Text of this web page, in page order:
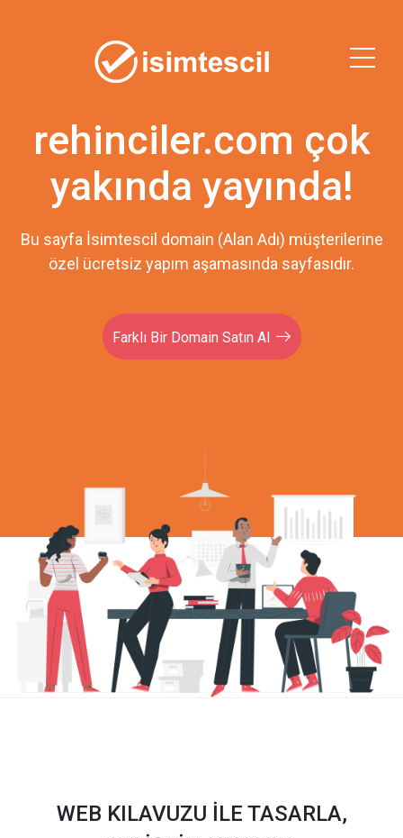
rehinciler.com çok
yakında yayında!
Bu sayfa İsimtescil domain (Alan Adı) müşterilerine
özel ücretsiz yapım aşamasında sayfasıdır.
Farklı Bir Domain Satın Al
WEB KILAVUZU İLE TASARLA,